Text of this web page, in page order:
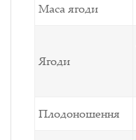
Маса ягоди
Ягоди
Плодоношення